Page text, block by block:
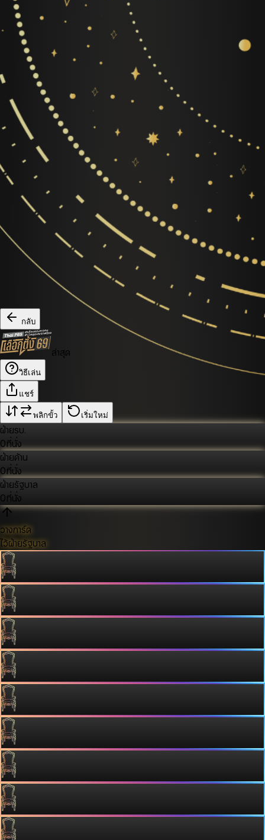
กลับ
ล่าสุด
วิธีเล่น
แชร์
พลิกขั้ว เริ่มใหม่
ฝ่ายรบ.
0ที่นั่ง
ฝ่ายค้าน
0ที่นั่ง
ฝ่ายรัฐบาล
0ที่นั่ง
วางการ์ด
ไว้ฝ่ายรัฐบาล